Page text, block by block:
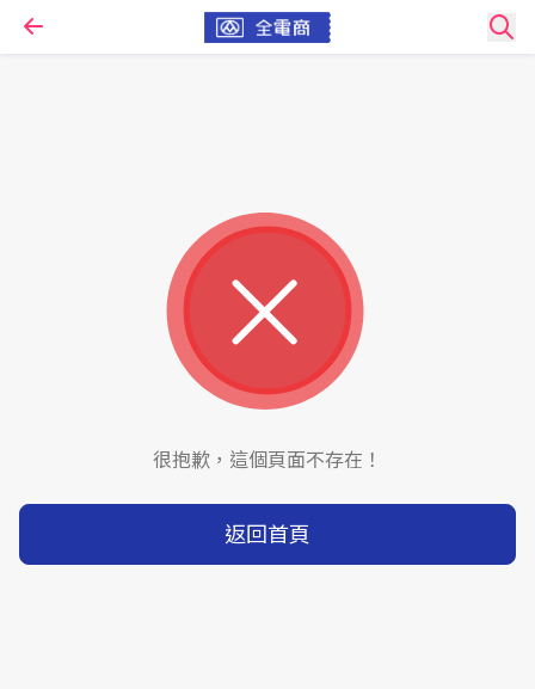
很抱歉，這個頁面不存在！
返回首頁